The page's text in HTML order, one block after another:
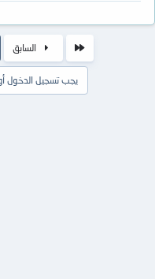
السابق
يجب تسجيل الدخول